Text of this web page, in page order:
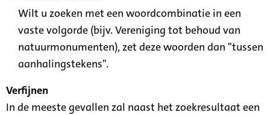
Wilt u zoeken met een woordcombinatie in een
vaste volgorde (bijv. Vereniging tot behoud van
natuurmonumenten), zet deze woorden dan "tussen
aanhalingstekens".
Verfijnen
In de meeste gevallen zal naast het zoekresultaat een